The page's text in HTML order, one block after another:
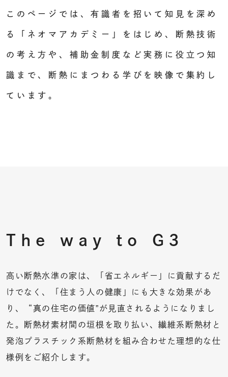
このページでは、有識者を招いて知見を深め
る「ネオマアカデミー」をはじめ、 断熱技術
の考え方や、補助金制度など実務に役立つ知
識まで、断熱にまつわる学びを映像で集約し
ています。
The way to G3
高い断熱水準の家は、「省エネルギー」に貢献するだ
けでなく、「住まう人の健康」にも大きな効果があ
り、“真の住宅の価値”が見直されるようになりまし
た。断熱材素材間の垣根を取り払い、繊維系断熱材と
発泡プラスチック系断熱材を組み合わせた理想的な仕
様例をご紹介します。